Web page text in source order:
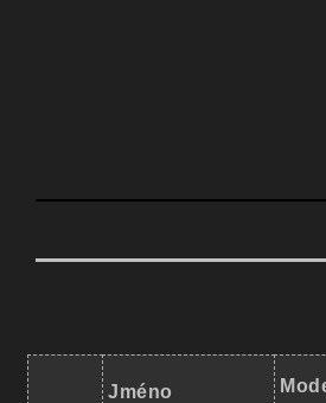
Jméno